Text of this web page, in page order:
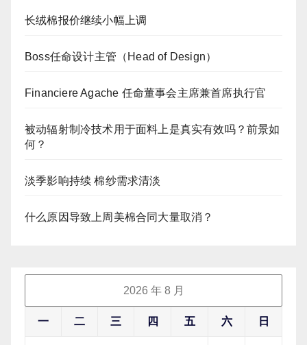
长绒棉报价继续小幅上调
Boss任命设计主管（Head of Design）
Financiere Agache 任命董事会主席兼首席执行官
被动辐射制冷技术用于面料上是真实有效吗？前景如
何？
淡季影响持续 棉纱需求清淡
什么原因导致上周美棉合同大量取消？
2026 年 8 月
一 二 三 四 五 六 日